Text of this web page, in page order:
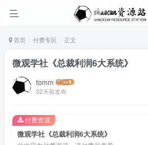
首页 付费专区 正文
微观学社《总裁利润6大系统》
tomm
32天前发布
微观学社《总裁利润6大系统》
付费资源